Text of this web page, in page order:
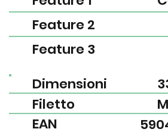
EAN
Filetto
Dimensioni
Feature 2
Feature 3